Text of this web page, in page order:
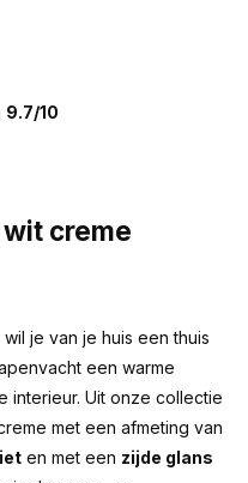
9.7/10
creme
je van je huis een thuis
een warme
interieur. Uit onze collectie
met een afmeting van
en met een zijde glans